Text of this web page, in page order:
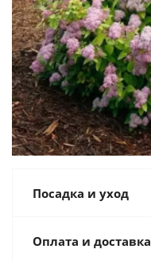
Посадка и уход
Оплата и доставка